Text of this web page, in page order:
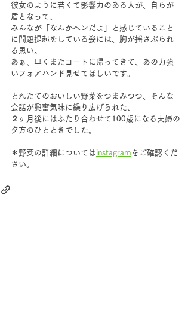
彼女のように若くて影響力のある人が、自らが
盾となって、
みんなが「なんかヘンだよ」と感じていること
に問題提起をしている姿には、胸が揺さぶられ
る思い。
あぁ、早くまたコートに帰ってきて、あの力強
いフォアハンド見せてほしいです。
とれたてのおいしい野菜をつまみつつ、そんな
会話が興奮気味に繰り広げられた、
２ヶ月後にはふたり合わせて100歳になる夫婦の
夕方のひとときでした。
＊野菜の詳細についてはinstagram をご確認くだ
さい。